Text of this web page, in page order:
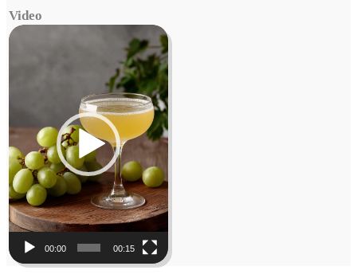
Video
Video
00:00 00:15